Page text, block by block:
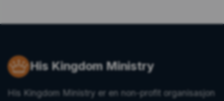
His Kingdom Ministry
His Kingdom Ministry er en non-profit organisasjon